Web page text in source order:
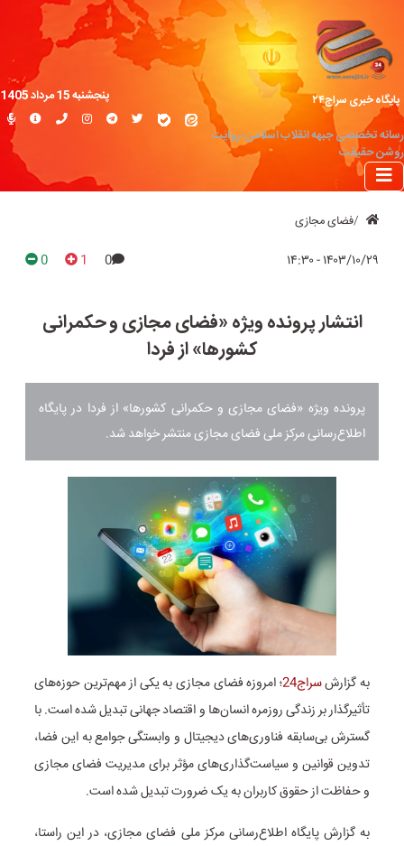
پایگاه خبری سراج۲۴
رسانه تخصصی جبهه انقلاب اسلامی؛ روایت
روشن حقیقت
پنجشنبه 15 مرداد 1405
فضای مجازی
۱۴۰۳/۱۰/۲۹ - ۱۴:۳۰ 0
1
0
انتشار پرونده ویژه «فضای مجازی و حکمرانی
کشورها» از فردا
پرونده ویژه «فضای مجازی و حکمرانی کشورها» از فردا در پایگاه
اطلاع‌رسانی مرکز ملی فضای مجازی منتشر خواهد شد.
به گزارشسراج24
؛ امروزه فضای مجازی به یکی از مهم‌ترین حوزه‌های
تأثیرگذار بر زندگی روزمره انسان‌ها و اقتصاد جهانی تبدیل شده است. با
گسترش بی‌سابقه فناوری‌های دیجیتال و وابستگی جوامع به این فضا،
تدوین قوانین و سیاست‌گذاری‌های مؤثر برای مدیریت فضای مجازی
و حفاظت از حقوق کاربران به یک ضرورت تبدیل شده است.
به گزارش پایگاه اطلاع‌رسانی مرکز ملی فضای مجازی، در این راستا،